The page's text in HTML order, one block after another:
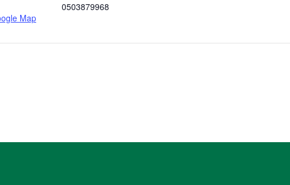
Map
0503879968